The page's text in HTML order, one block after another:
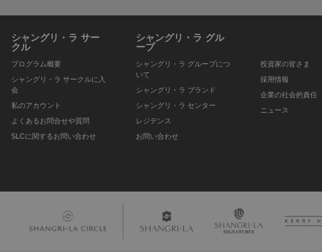
シャングリ・ラ サー
クル
プログラム概要
シャングリ・ラ サークルに入
会
私のアカウント
よくあるお問合せや質問
SLCに関するお問い合わせ
シャングリ・ラ グル
ープ
シャングリ・ラ グループにつ
いて
シャングリ・ラ ブランド
シャングリ・ラ センター
レジデンス
お問い合わせ
投資家の皆さま
採用情報
企業の社会的責任
ニュース